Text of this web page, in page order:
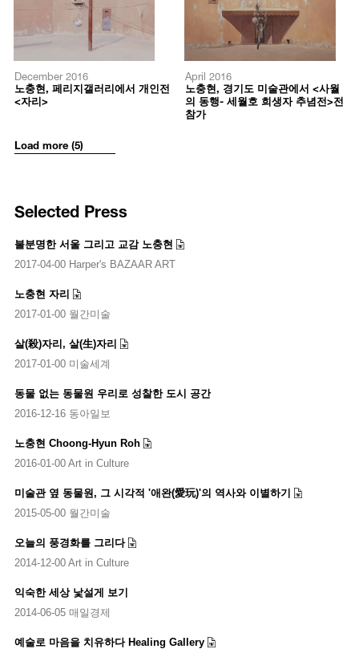
December 2016
노충현, 페리지갤러리에서 개인전
<자리>
April 2016
노충현, 경기도 미술관에서 <사월
의 동행- 세월호 희생자 추념전>전
참가
Load more (5)
Selected Press
불분명한 서울 그리고 교감 노충현
2017-04-00 Harper's BAZAAR ART
노충현 자리
2017-01-00 월간미술
살(殺)자리, 살(生)자리
2017-01-00 미술세계
동물 없는 동물원 우리로 성찰한 도시 공간
2016-12-16 동아일보
노충현 Choong-Hyun Roh
2016-01-00 Art in Culture
미술관 옆 동물원, 그 시각적 '애완(愛玩)'의 역사와 이별하기
2015-05-00 월간미술
오늘의 풍경화를 그리다
2014-12-00 Art in Culture
익숙한 세상 낯설게 보기
2014-06-05 매일경제
예술로 마음을 치유하다 Healing Gallery